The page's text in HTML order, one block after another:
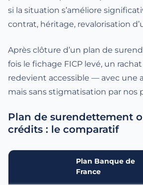
si la situation s’améliore
contrat, héritage, revalorisation
Après clôture d’un plan de
fois le fichage FICP levé, un
redevient accessible — avec une
mais sans stigmatisation par nos
Plan de surendettement
crédits : le comparatif
Plan Banque de
France